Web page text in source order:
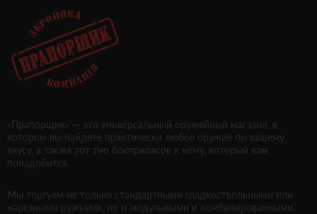
«Прапорщик» — это универсальный оружейный магазин, в
котором вы найдете практически любое оружие по вашему
вкусу, а также тот тип боеприпасов к нему, который вам
понадобится.
Мы торгуем не только стандартными гладкоствольными или
нарезными ружьями, но и модульными и комбинированными.